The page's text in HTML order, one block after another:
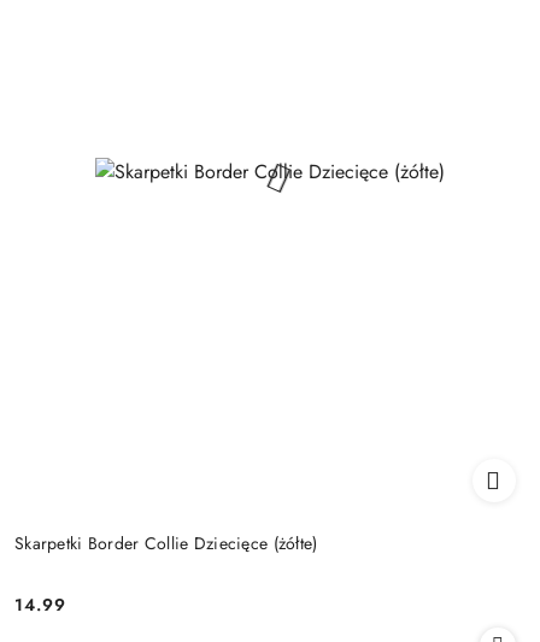
Skarpetki Border Collie Dziecięce (żółte)
Cena:
14.99